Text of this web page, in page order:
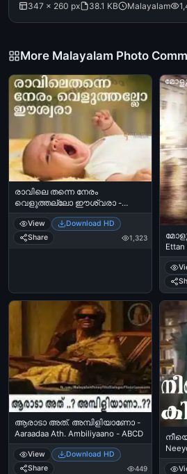
347 × 260 px 38.1 KB Malayalam
More Malayalam Photo
രാവിലെ തന്നെ നേരം
വെളുത്തല്ലോ ഈശ്വരാ -
Raavile thanne neram veeluthallo
eeshwara - Baby
View
Download HD
Share
1,323
മോളൂ
Ettan
ആരാടാ അത്. അമ്പിളിയാണോ -
Aaraadaa Ath. Ambiliyaano - ABCD
View
Download HD
Share
449